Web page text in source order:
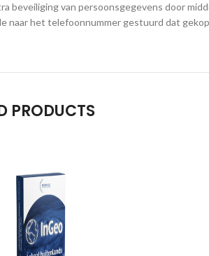
beveiliging van persoonsgegevens door
naar het telefoonnummer gestuurd dat
PRODUCTS